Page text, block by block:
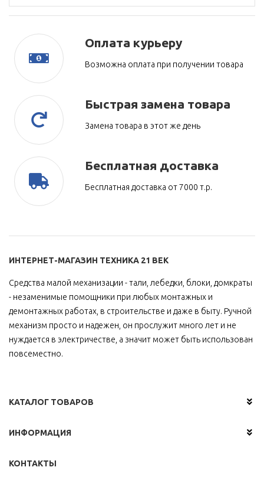
Оплата курьеру
Возможна оплата при получении товара
Быстрая замена товара
Замена товара в этот же день
Бесплатная доставка
Бесплатная доставка от 7000 т.р.
ИНТЕРНЕТ-МАГАЗИН ТЕХНИКА 21 ВЕК
Средства малой механизации - тали, лебедки, блоки, домкраты
- незаменимые помощники при любых монтажных и
демонтажных работах, в строительстве и даже в быту. Ручной
механизм просто и надежен, он прослужит много лет и не
нуждается в электричестве, а значит может быть использован
повсеместно.
КАТАЛОГ ТОВАРОВ
ИНФОРМАЦИЯ
КОНТАКТЫ